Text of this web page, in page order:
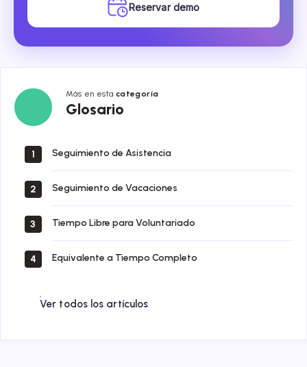
Reservar demo
Más en esta categoría
Glosario
Glosario
1 Seguimiento de Asistencia
2 Seguimiento de Vacaciones
3 Tiempo Libre para Voluntariado
4 Equivalente a Tiempo Completo
Ver todos los artículos